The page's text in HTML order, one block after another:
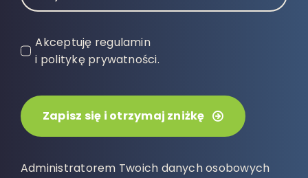
Akceptuję regulamin
i politykę prywatności.
Zapisz się i otrzymaj zniżkę
Administratorem Twoich danych osobowych